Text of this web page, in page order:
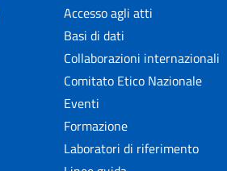
Accesso agli atti
Basi di dati
Collaborazioni internazionali
Comitato Etico Nazionale
Eventi
Formazione
Laboratori di riferimento